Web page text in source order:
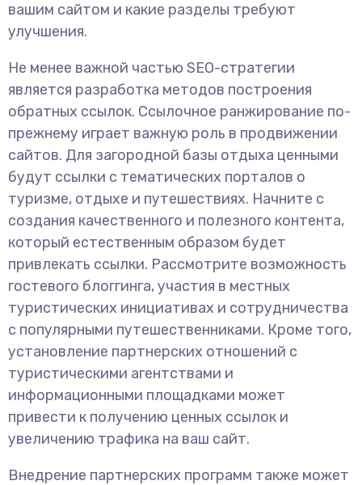
вашим сайтом и какие разделы требуют
улучшения.
Не менее важной частью SEO-стратегии
является разработка методов построения
обратных ссылок. Ссылочное ранжирование по-
прежнему играет важную роль в продвижении
сайтов. Для загородной базы отдыха ценными
будут ссылки с тематических порталов о
туризме, отдыхе и путешествиях. Начните с
создания качественного и полезного контента,
который естественным образом будет
привлекать ссылки. Рассмотрите возможность
гостевого блоггинга, участия в местных
туристических инициативах и сотрудничества
с популярными путешественниками. Кроме того,
установление партнерских отношений с
туристическими агентствами и
информационными площадками может
привести к получению ценных ссылок и
увеличению трафика на ваш сайт.
Внедрение партнерских программ также может